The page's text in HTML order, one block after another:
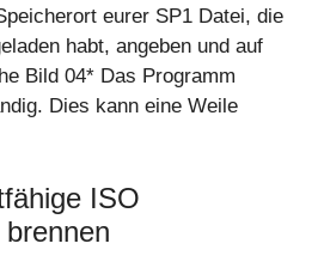
eurer SP1 Datei, die
habt, angeben und auf
Bild 04* Das Programm
Dies kann eine Weile
ISO